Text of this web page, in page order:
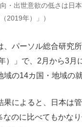
・出世意欲の低さは日
2019年）」）
パーソル総合研究
）」で、2月から3
域の14カ国・地域の
によると、日本は
なのに比べてもかな